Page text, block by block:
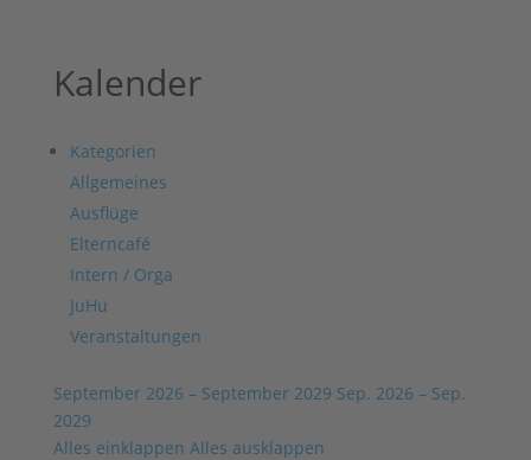
Kalender
Kategorien
Allgemeines
Ausflüge
Elterncafé
Intern / Orga
JuHu
Veranstaltungen
September 2026 – September 2029 Sep. 2026 – Sep.
2029
Alles einklappen Alles ausklappen